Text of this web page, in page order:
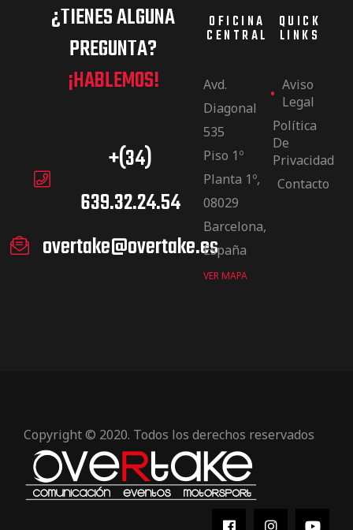
¿TIENES ALGUNA
PREGUNTA?
¡HABLEMOS!
+(34)
639.32.24.54
overtake@overtake.es
OFICINA
CENTRAL
Avd.
Diagonal
535
Piso 1º
Planta 1º,
08029
Barcelona,
España
VER MAPA
QUICK
LINKS
Aviso
Legal
Política
De
Privacidad
Contacto
Copyright © 2020. Todos los derechos reservados